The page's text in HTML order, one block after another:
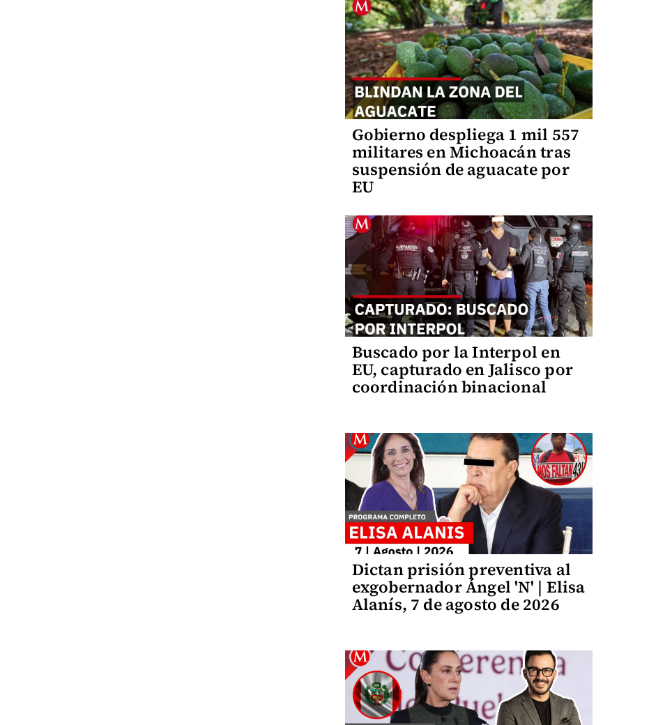
Gobierno despliega 1 mil 557
militares en Michoacán tras
suspensión de aguacate por
EU
Buscado por la Interpol en
EU, capturado en Jalisco por
coordinación binacional
Dictan prisión preventiva al
exgobernador Ángel 'N' | Elisa
Alanís, 7 de agosto de 2026